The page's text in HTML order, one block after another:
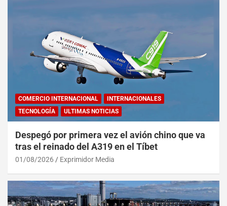
COMERCIO INTERNACIONAL
INTERNACIONALES
TECNOLOGÍA
ULTIMAS NOTICIAS
Despegó por primera vez el avión chino que va
tras el reinado del A319 en el Tíbet
01/08/2026 Exprimidor Media